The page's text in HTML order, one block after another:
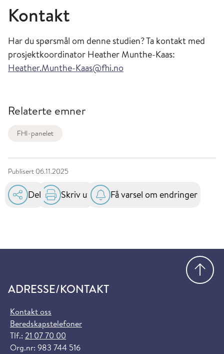
Kontakt
Har du spørsmål om denne studien? Ta kontakt med
prosjektkoordinator Heather Munthe-Kaas:
Heather.Munthe-Kaas@fhi.no
Relaterte emner
FHI-panelet
Publisert 06.11.2025
Del Skriv ut Få varsel om endringer
ADRESSE/KONTAKT
Kontakt oss
Beredskapstelefoner
Tlf.: 21 07 70 00
Org.nr: 983 744 516